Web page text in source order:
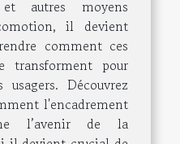
autres moyens
il devient
comment ces
transforment pour
Découvrez
l'encadrement
l’avenir de la